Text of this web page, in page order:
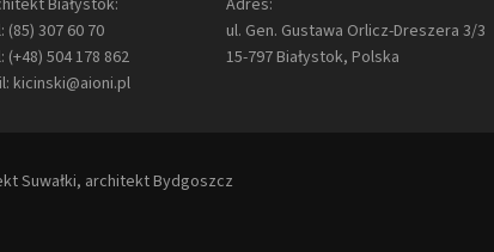
(85) 307 60 70
(+48) 504 178 862
kicinski@aioni.pl
ul. Gen. Gustawa Orlicz-Dreszera 3/3
15-797 Białystok, Polska
Suwałki, architekt Bydgoszcz